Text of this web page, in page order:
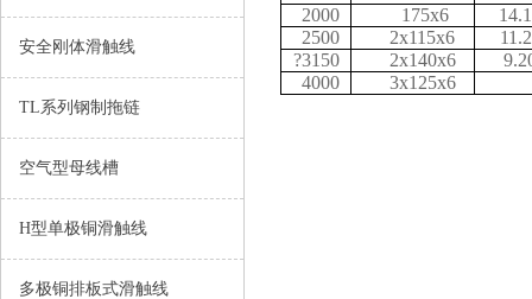
安全刚体滑触线
TL系列钢制拖链
空气型母线槽
H型单极铜滑触线
多极铜排板式滑触线
2000
175x6
2500
2x115x6
?3150
2x140x6
4000
3x125x6